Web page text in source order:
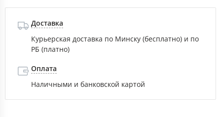
Доставка
Курьерская доставка по Минску (бесплатно) и по
РБ (платно)
Оплата
Наличными и банковской картой